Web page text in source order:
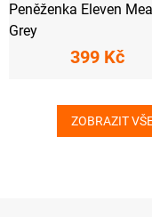
Peněženka Eleven
Grey
399 Kč
ZOBRAZIT